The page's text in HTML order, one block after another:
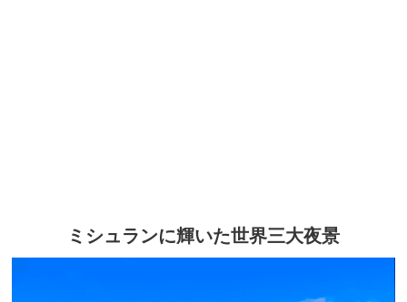
ミシュランに輝いた世界三大夜景